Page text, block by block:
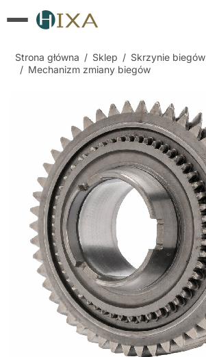
Strona główna / Sklep / Skrzynie biegów
/ Mechanizm zmiany biegów